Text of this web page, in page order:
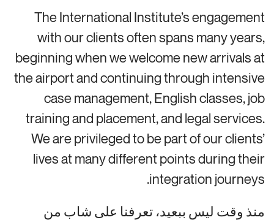
The International Institute’s engagement
with our clients often spans many years,
beginning when we welcome new arrivals at
the airport and continuing through intensive
case management, English classes, job
training and placement, and legal services.
We are privileged to be part of our clients’
lives at many different points during their
integration journeys.
منذ وقت ليس ببعيد، تعرفنا على شاب من